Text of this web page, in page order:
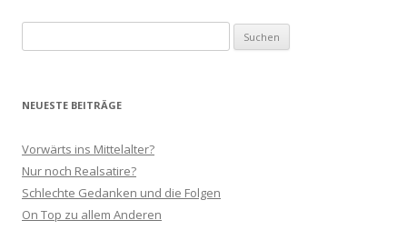
nach:
NEUESTE BEITRÄGE
Vorwärts ins Mittelalter?
Nur noch Realsatire?
Schlechte Gedanken und die Folgen
On Top zu allem Anderen